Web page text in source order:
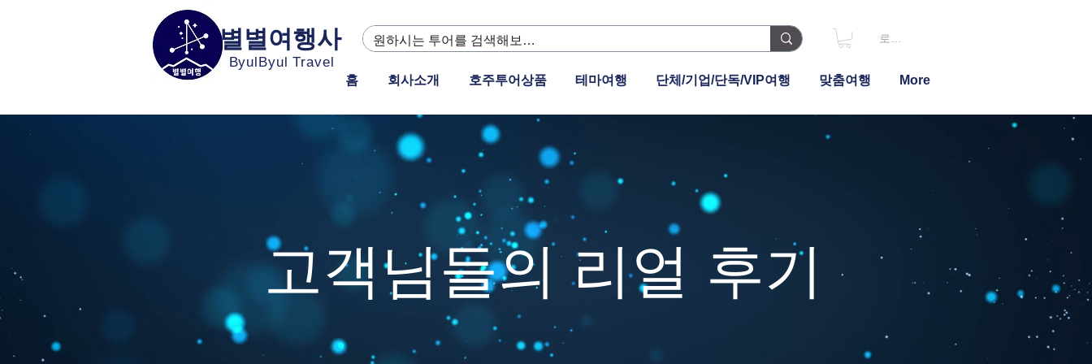
ByulByul Travel
별별여행사 로그인
홈 회사소개 호주투어상품 테마여행 단체/기업/단독/VIP여행 맞춤여행 More
About Us
고객님들의 리얼 후기